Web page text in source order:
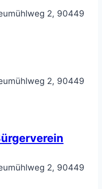
2, 90449
2, 90449
2, 90449